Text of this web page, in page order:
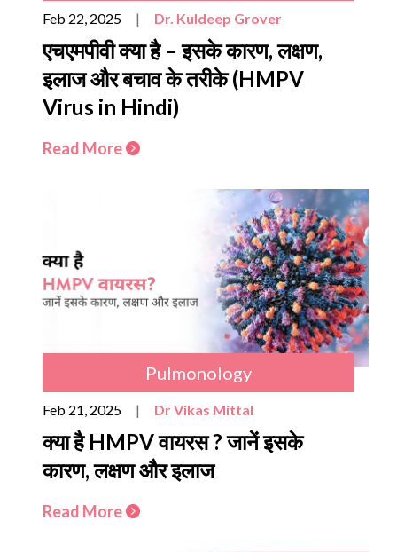
Feb 22, 2025 | Dr. Kuldeep Grover
एचएमपीवी क्या है – इसके कारण, लक्षण,
इलाज और बचाव के तरीके (HMPV
Virus in Hindi)
Read More
Pulmonology
Feb 21, 2025 | Dr Vikas Mittal
क्या है HMPV वायरस ? जानें इसके
कारण, लक्षण और इलाज
Read More